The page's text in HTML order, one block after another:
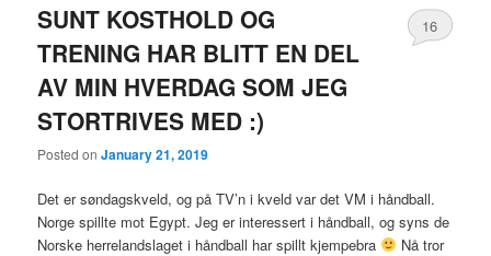
SUNT KOSTHOLD OG
TRENING HAR BLITT EN DEL
AV MIN HVERDAG SOM JEG
STORTRIVES MED :)
Posted onJanuary 21, 2019
16
Det er søndagskveld, og på TV’n i kveld var det VM i håndball.
Norge spillte mot Egypt. Jeg er interessert i håndball, og syns de
Norske herrelandslaget i håndball har spillt kjempebra
Nå tror